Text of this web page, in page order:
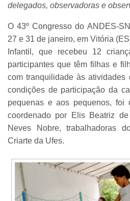
delegados, observadoras e
O 43º Congresso do ANDES-
27 e 31 de janeiro, em Vitória
Infantil, que recebeu 12
participantes que têm filhas e
com tranquilidade às atividades
condições de participação da
pequenas e aos pequenos, foi
coordenado por Elis Beatriz
Neves Nobre, trabalhadoras
Criarte da Ufes.